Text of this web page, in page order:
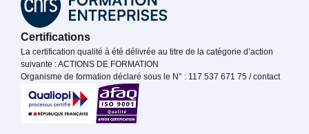
Certifications
La certification qualité à été délivrée au titre de la catégorie d’action
suivante : ACTIONS DE FORMATION
Organisme de formation déclaré sous le N° : 117 537 671 75 / contact